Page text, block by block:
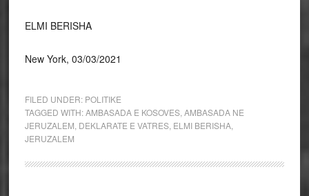
ELMI BERISHA
New York, 03/03/2021
FILED UNDER: POLITIKE
TAGGED WITH:AMBASADA E KOSOVES, AMBASADA NE
JERUZALEM DEKLARATE E VATRES, ELMI BERISHA,
JERUZALEM